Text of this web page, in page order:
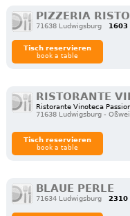
PIZZERIA
71638 Ludwigsburg 1603
Tisch reservieren
book a table
RISTORANTE
Ristorante Vinoteca
71638 Ludwigsburg - Oßweil
Tisch reservieren
book a table
BLAUE PERLE
71634 Ludwigsburg 2310